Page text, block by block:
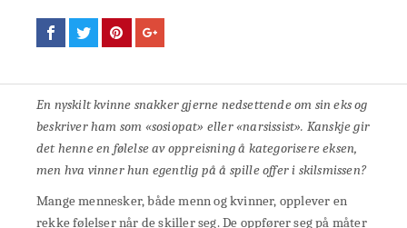
En nyskilt kvinne snakker gjerne nedsettende om sin eks og
beskriver ham som «sosiopat» eller «narsissist». Kanskje gir
det henne en følelse av oppreisning å kategorisere eksen,
men hva vinner hun egentlig på å spille offer i skilsmissen?
Mange mennesker, både menn og kvinner, opplever en
rekke følelser når de skiller seg. De oppfører seg på måter